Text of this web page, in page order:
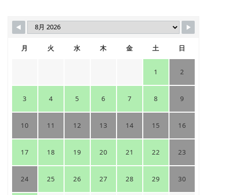
月 火 水 木 金 土 日
1 2
3 4 5 6 7 8 9
10 11 12 13 14 15 16
17 18 19 20 21 22 23
24 25 26 27 28 29 30